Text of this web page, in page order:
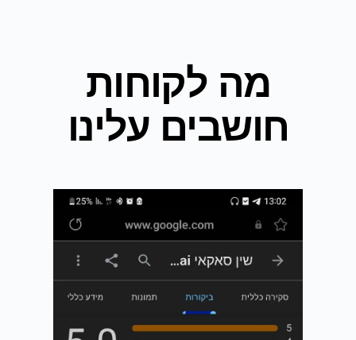
מה לקוחות
חושבים עלינו